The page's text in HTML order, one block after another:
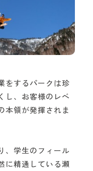
をするパークは珍
し、お客様のレベ
本領が発揮されま
、学生のフィール
に精通している瀬